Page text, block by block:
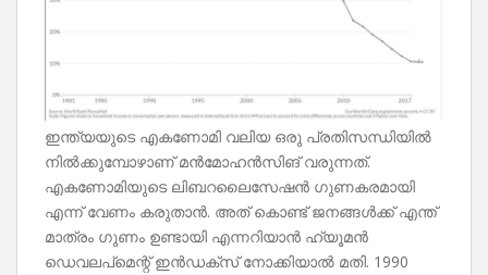
ഇന്ത്യയുടെ എകണോമി വലിയ ഒരു പ്രതിസന്ധിയിൽ
നിൽക്കുമ്പോഴാണ് മൻമോഹൻസിങ് വരുന്നത്.
എകണോമിയുടെ ലിബറലൈസേഷൻ ഗുണകരമായി
എന്ന് വേണം കരുതാൻ. അത് കൊണ്ട് ജനങ്ങൾക്ക് എന്ത്
മാത്രം ഗുണം ഉണ്ടായി എന്നറിയാൻ ഹ്യൂമൻ
ഡെവലപ്മെന്റ് ഇൻഡക്സ് നോക്കിയാൽ മതി. 1990